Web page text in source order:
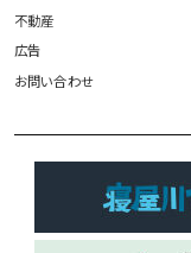
不動産
広告
お問い合わせ